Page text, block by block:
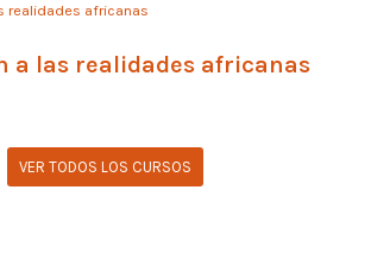
a las realidades africanas
VER TODOS LOS CURSOS